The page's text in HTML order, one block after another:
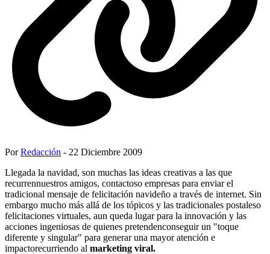
PorRedacción - 22 Diciembre 2009
Llegada la navidad, son muchas las ideas creativas a las que
recurrennuestros amigos, contactoso empresas para enviar el
tradicional mensaje de felicitación navideño a través de internet. Sin
embargo mucho más allá de los tópicos y las tradicionales postaleso
felicitaciones virtuales, aun queda lugar para la innovación y las
acciones ingeniosas de quienes pretendenconseguir un "toque
diferente y singular" para generar una mayor atención e
impactorecurriendo al marketing viral.